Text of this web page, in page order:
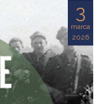
3
marca
2026